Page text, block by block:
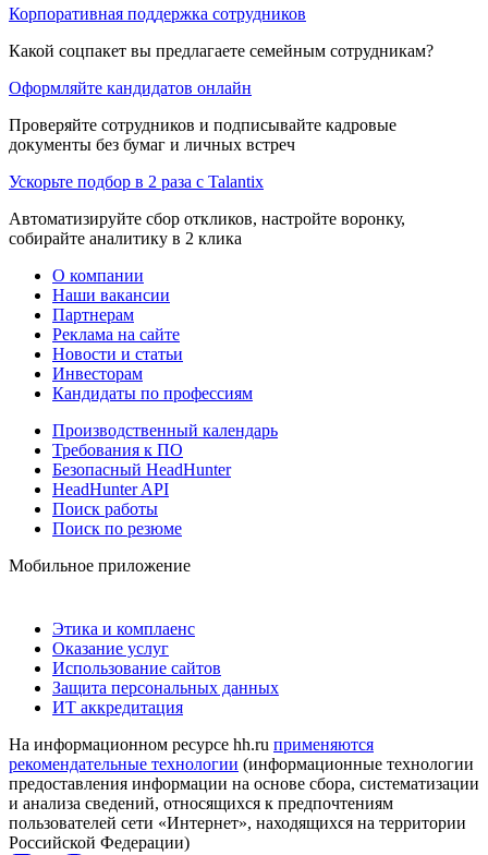
Корпоративная поддержка сотрудников
Какой соцпакет вы предлагаете семейным сотрудникам?
Оформляйте кандидатов онлайн
Проверяйте сотрудников и подписывайте кадровые
документы без бумаг и личных встреч
Ускорьте подбор в 2 раза с Talantix
Автоматизируйте сбор откликов, настройте воронку,
собирайте аналитику в 2 клика
О компании
Наши вакансии
Партнерам
Реклама на сайте
Новости и статьи
Инвесторам
Кандидаты по профессиям
Производственный календарь
Требования к ПО
Безопасный HeadHunter
HeadHunter API
Поиск работы
Поиск по резюме
Мобильное приложение
Этика и комплаенс
Оказание услуг
Использование сайтов
Защита персональных данных
ИТ аккредитация
На информационном ресурсе hh.ru применяются
рекомендательные технологии (информационные технологии
предоставления информации на основе сбора, систематизации
и анализа сведений, относящихся к предпочтениям
пользователей сети «Интернет», находящихся на территории
Российской Федерации)